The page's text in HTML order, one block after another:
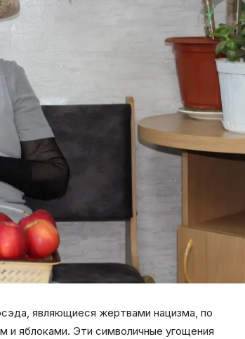
являющиеся жертвами нацизма, по
яблоками. Эти символичные угощения